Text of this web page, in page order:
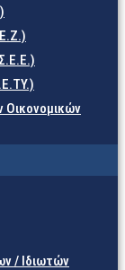
Οικονομικών
/ Ιδιωτών